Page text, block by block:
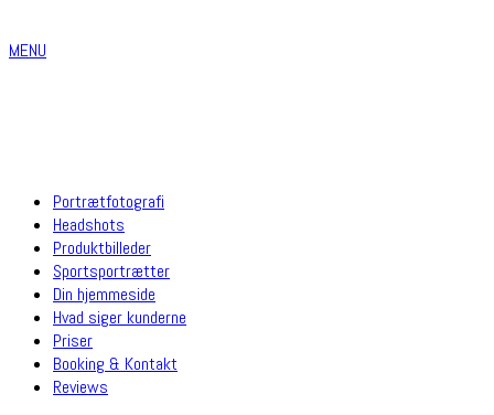
MENU
Portrætfotografi
Headshots
Produktbilleder
Sportsportrætter
Din hjemmeside
Hvad siger kunderne
Priser
Booking & Kontakt
Reviews